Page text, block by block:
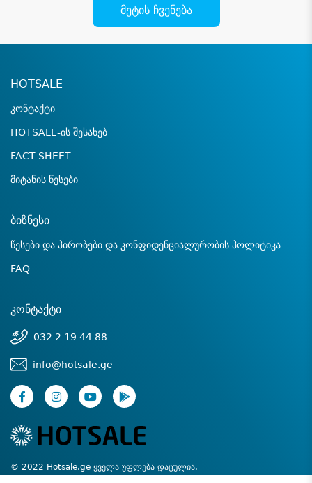
მეტის ჩვენება
HOTSALE
კონტაქტი
HOTSALE-ის შესახებ
FACT SHEET
მიტანის წესები
ბიზნესი
წესები და პირობები და კონფიდენციალურობის პოლიტიკა
FAQ
კონტაქტი
032 2 19 44 88
info@hotsale.ge
© 2022 Hotsale.ge ყველა უფლება დაცულია.